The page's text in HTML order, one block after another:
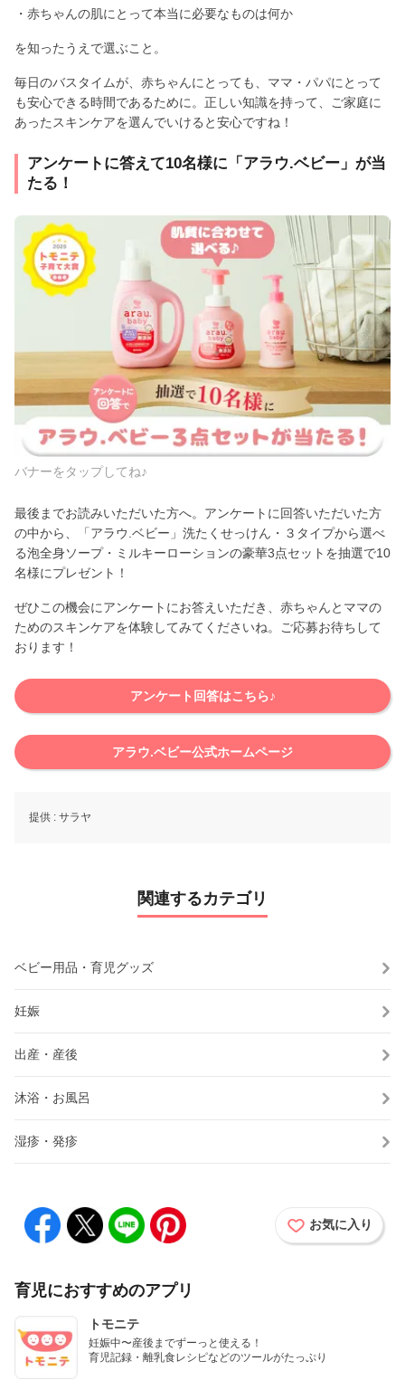
・赤ちゃんの肌にとって本当に必要なものは何か
を知ったうえで選ぶこと。
毎日のバスタイムが、赤ちゃんにとっても、ママ・パパにとって
も安心できる時間であるために。正しい知識を持って、ご家庭に
あったスキンケアを選んでいけると安心ですね！
アンケートに答えて10名様に「アラウ.ベビー」が当
たる！
バナーをタップしてね♪
最後までお読みいただいた方へ。アンケートに回答いただいた方
の中から、「アラウ.ベビー」洗たくせっけん・３タイプから選べ
る泡全身ソープ・ミルキーローションの豪華3点セットを抽選で10
名様にプレゼント！
ぜひこの機会にアンケートにお答えいただき、赤ちゃんとママの
ためのスキンケアを体験してみてくださいね。ご応募お待ちして
おります！
アンケート回答はこちら♪
アラウ.ベビー公式ホームページ
提供 : サラヤ
関連するカテゴリ
ベビー用品・育児グッズ
妊娠
出産・産後
沐浴・お風呂
湿疹・発疹
お気に入り
育児におすすめのアプリ
トモニテ
妊娠中〜産後までずーっと使える！
育児記録・離乳食レシピなどのツールがたっぷり